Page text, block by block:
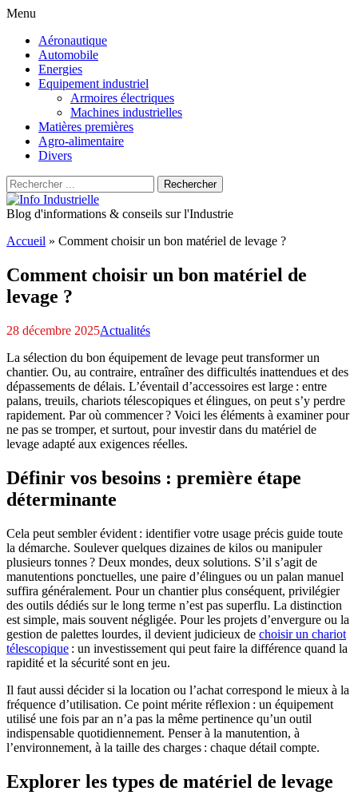
Menu
contenu
principal
Aéronautique
Automobile
Energies
Equipement industriel
Armoires électriques
Machines industrielles
Matières premières
Agro-alimentaire
Divers
Recherche
pour
:
Rechercher
Blog d'informations & conseils sur l'Industrie
Accueil » Comment choisir un bon matériel de levage ?
Comment choisir un bon matériel de
levage ?
28 décembre 2025Actualités
La sélection du bon équipement de levage peut transformer un
chantier. Ou, au contraire, entraîner des difficultés inattendues et des
dépassements de délais. L’éventail d’accessoires est large : entre
palans, treuils, chariots télescopiques et élingues, on peut s’y perdre
rapidement. Par où commencer ? Voici les éléments à examiner pour
ne pas se tromper, et surtout, pour investir dans du matériel de
levage adapté aux exigences réelles.
Définir vos besoins : première étape
déterminante
Cela peut sembler évident : identifier votre usage précis guide toute
la démarche. Soulever quelques dizaines de kilos ou manipuler
plusieurs tonnes ? Deux mondes, deux solutions. S’il s’agit de
manutentions ponctuelles, une paire d’élingues ou un palan manuel
suffira généralement. Pour un chantier plus conséquent, privilégier
des outils dédiés sur le long terme n’est pas superflu. La distinction
est simple, mais souvent négligée. Pour les projets d’envergure ou la
gestion de palettes lourdes, il devient judicieux de choisir un chariot
télescopique : un investissement qui peut faire la différence quand la
rapidité et la sécurité sont en jeu.
Il faut aussi décider si la location ou l’achat correspond le mieux à la
fréquence d’utilisation. Ce point mérite réflexion : un équipement
utilisé une fois par an n’a pas la même pertinence qu’un outil
indispensable quotidiennement. Penser à la manutention, à
l’environnement, à la taille des charges : chaque détail compte.
Explorer les types de matériel de levage